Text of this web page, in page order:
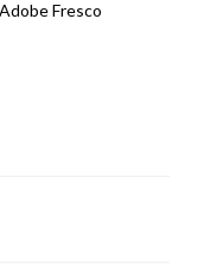
Fresco